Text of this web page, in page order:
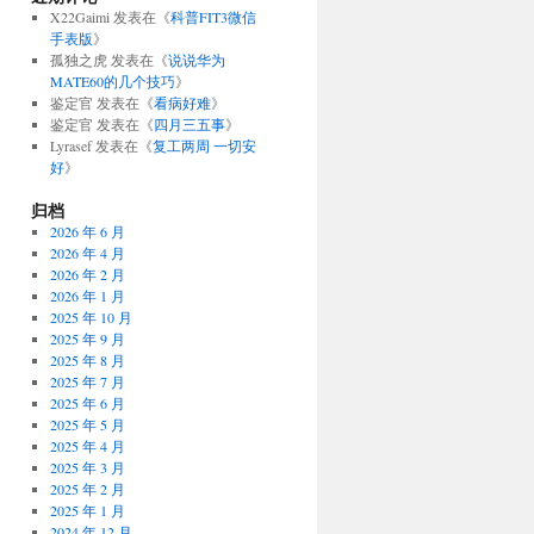
X22Gaimi 发表在《科普FIT3微信
手表版》
孤独之虎 发表在《说说华为
MATE60的几个技巧》
鉴定官 发表在《看病好难》
鉴定官 发表在《四月三五事》
Lyrasef发表在《复工两周 一切安
好》
归档
2026 年 6 月
2026 年 4 月
2026 年 2 月
2026 年 1 月
2025 年 10 月
2025 年 9 月
2025 年 8 月
2025 年 7 月
2025 年 6 月
2025 年 5 月
2025 年 4 月
2025 年 3 月
2025 年 2 月
2025 年 1 月